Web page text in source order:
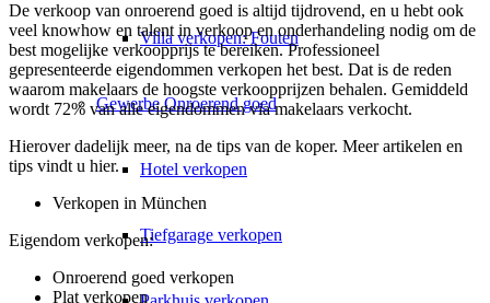
Villa verkopen: Fouten
GewerbeOnroerend goed
Hotel verkopen
Tiefgarage verkopen
De verkoop van onroerend goed is altijd tijdrovend, en u hebt ook
veel knowhow en talent in verkoop en onderhandeling nodig om de
best mogelijke verkoopprijs te bereiken. Professioneel
gepresenteerde eigendommen verkopen het best. Dat is de reden
waarom makelaars de hoogste verkoopprijzen behalen. Gemiddeld
wordt 72% van alle eigendommen via makelaars verkocht.
Hierover dadelijk meer, na de tips van de koper. Meer artikelen en
tips vindt u hier.
Verkopen in München
Eigendom verkopen:
Onroerend goed verkopen
Plat verkopen